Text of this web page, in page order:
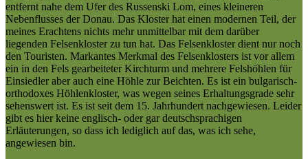
entfernt nahe dem Ufer des Russenski Lom, eines kleineren
Nebenflusses der Donau. Das Kloster hat einen modernen Teil, der
meines Erachtens nichts mehr unmittelbar mit dem darüber
liegenden Felsenkloster zu tun hat. Das Felsenkloster dient nur noch
den Touristen. Markantes Merkmal des Felsenklosters ist vor allem
ein in den Fels gearbeiteter Kirchturm und mehrere Felshöhlen für
Einsiedler aber auch eine Höhle zur Beichten. Es ist ein bulgarisch-
orthodoxes Höhlenkloster, was wegen seines Erhaltungsgrade sehr
sehenswert ist. Es ist seit dem 15. Jahrhundert nachgewiesen. Leider
gibt es hier keine englisch- oder gar deutschsprachigen
Erläuterungen, so dass ich lediglich auf das, was ich sehe,
angewiesen bin.